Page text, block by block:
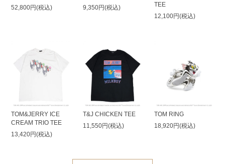
52,800円(税込)
9,350円(税込)
TEE
12,100円(税込)
TOM&JERRY ICE
CREAM TRIO TEE
13,420円(税込)
T&J CHICKEN TEE
11,550円(税込)
TOM RING
18,920円(税込)